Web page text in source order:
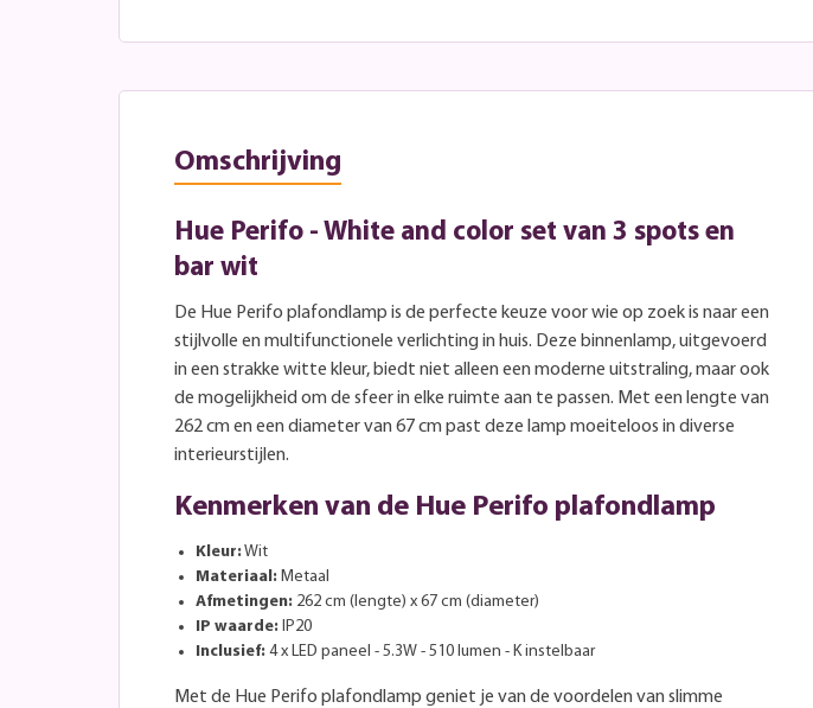
Omschrijving
Hue Perifo - White and color set van 3 spots en
bar wit
De Hue Perifo plafondlamp is de perfecte keuze voor wie op zoek is naar een
stijlvolle en multifunctionele verlichting in huis. Deze binnenlamp, uitgevoerd
in een strakke witte kleur, biedt niet alleen een moderne uitstraling, maar ook
de mogelijkheid om de sfeer in elke ruimte aan te passen. Met een lengte van
262 cm en een diameter van 67 cm past deze lamp moeiteloos in diverse
interieurstijlen.
Kenmerken van de Hue Perifo plafondlamp
Kleur:Wit
Materiaal: Metaal
Afmetingen: 262 cm (lengte) x 67 cm (diameter)
IP waarde: IP20
Inclusief: 4 x LED paneel - 5.3W - 510 lumen - K instelbaar
Met de Hue Perifo plafondlamp geniet je van de voordelen van slimme